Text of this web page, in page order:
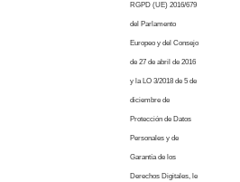
RGPD (UE) 2016/679
del Parlamento
Europeo y del Consejo
de 27 de abril de 2016
y la LO 3/2018 de 5 de
diciembre de
Protección de Datos
Personales y de
Garantía de los
Derechos Digitales, le